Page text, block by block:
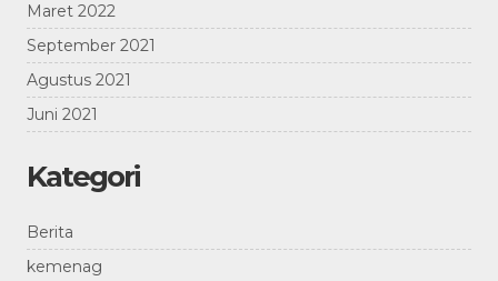
Maret 2022
September 2021
Agustus 2021
Juni 2021
Kategori
Berita
kemenag